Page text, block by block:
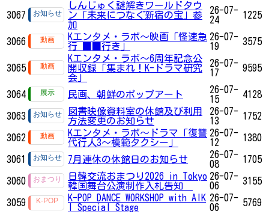
3067
しんじゅく謎解きワールドタウ
ン「未来につなぐ新宿の宝」参
加
26-07-
24
1225
3066
Kエンタメ・ラボ～映画「怪速急
行 ■■行き」
26-07-
19
3575
3065
Kエンタメ・ラボ～6周年記念公
開収録「集まれ！K-ドラマ研究
会」
26-07-
17
9595
3064 民画、朝鮮のポップアート
26-07-
15
4128
3063
図書映像資料室の休館及び利用
方法変更のお知らせ
26-07-
13
1752
3062
Kエンタメ・ラボ～ドラマ「復讐
代行人3～模範タクシー」
26-07-
12
1380
3061 7月連休の休館日のお知らせ
26-07-
08
1705
3060
日韓交流おまつり2026 in Tokyo
韓国舞台公演制作入札告知
26-07-
06
3155
3059
K-POP DANCE WORKSHOP with AIK
I Special Stage
26-07-
06
5769